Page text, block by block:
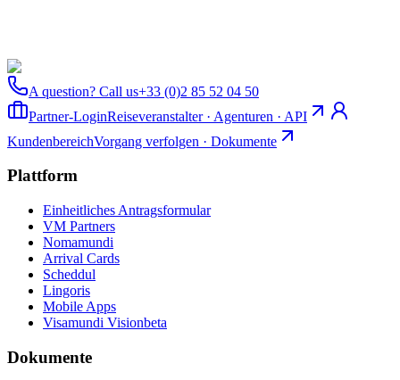
A question? Call us+33 (0)2 85 52 04 50
Partner-LoginReiseveranstalter · Agenturen · API
KundenbereichVorgang verfolgen · Dokumente
Plattform
Einheitliches Antragsformular
VM Partners
Nomamundi
Arrival Cards
Scheddul
Lingoris
Mobile Apps
Visamundi Visionbeta
Dokumente